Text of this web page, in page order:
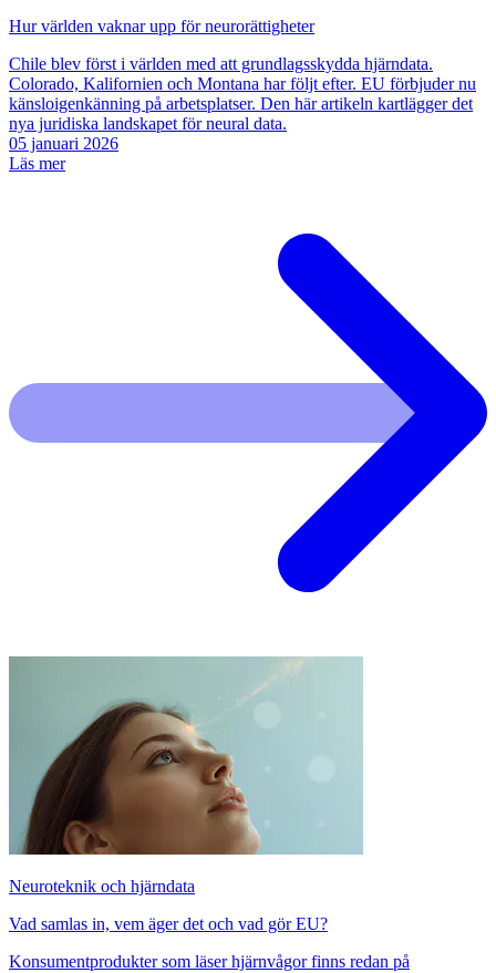
Hur världen vaknar upp för neurorättigheter
Chile blev först i världen med att grundlagsskydda hjärndata.
Colorado, Kalifornien och Montana har följt efter. EU förbjuder nu
känsloigenkänning på arbetsplatser. Den här artikeln kartlägger det
nya juridiska landskapet för neural data.
05 januari 2026
Läs mer
Neuroteknik och hjärndata
Vad samlas in, vem äger det och vad gör EU?
Konsumentprodukter som läser hjärnvågor finns redan på